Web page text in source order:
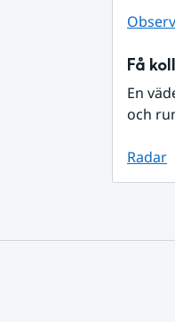
Få
En
och
Radar